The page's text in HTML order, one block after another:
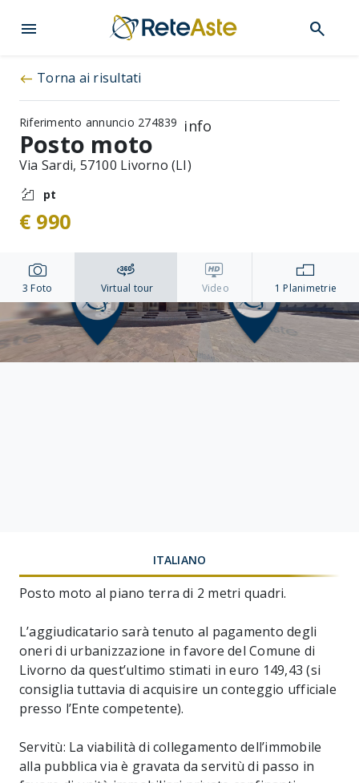
menu search
west Torna ai risultati
Riferimento annuncio 274839 info
Posto moto
Via Sardi, 57100 Livorno (LI)
pt
€ 990
3 Foto Virtual tour Video 1 Planimetrie
ITALIANO
Posto moto al piano terra di 2 metri quadri.
L’aggiudicatario sarà tenuto al pagamento degli
oneri di urbanizzazione in favore del Comune di
Livorno da quest’ultimo stimati in euro 149,43 (si
consiglia tuttavia di acquisire un conteggio ufficiale
presso l’Ente competente).
Servitù: La viabilità di collegamento dell’immobile
alla pubblica via è gravata da servitù di passo in